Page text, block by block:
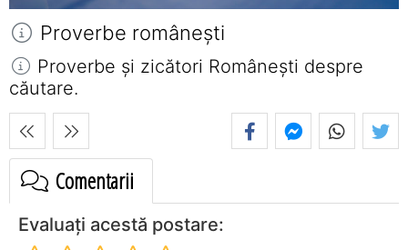
Proverbe româneşti
Proverbe și zicători Româneşti despre
căutare.
Comentarii
Evaluați acestă postare: